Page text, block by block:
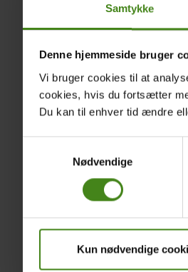
Samtykke
Denne hjemmeside bruger
Vi bruger cookies til at
cookies, hvis du fortsætter
Du kan til enhver tid ændre
Nødvendige
Kun nødvendige
Video
credit
Video:
Billede
Image
Titel
Titel